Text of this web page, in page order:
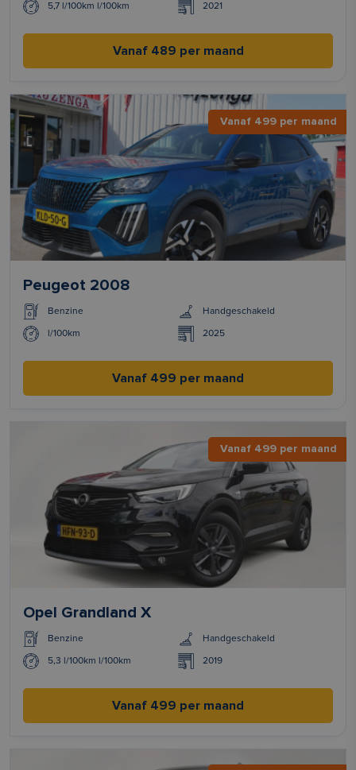
5,7 l/100km l/100km 2021
Vanaf 489 per maand
Vanaf 499 per maand
Peugeot 2008
Benzine Handgeschakeld
l/100km 2025
Vanaf 499 per maand
Vanaf 499 per maand
Opel Grandland X
Benzine Handgeschakeld
5,3 l/100km l/100km 2019
Vanaf 499 per maand